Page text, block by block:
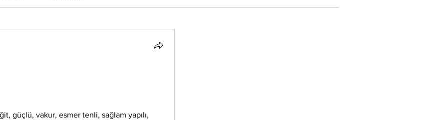
güçlü, vakur, esmer tenli, sağlam yapılı,